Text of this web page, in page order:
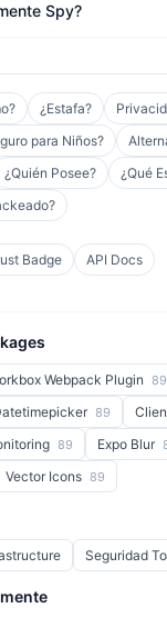
Spy?
¿Estafa?
para Niños?
¿Quién Posee?
¿Qué
Badge API Docs
Webpack Plugin 89
89
89 Expo Blur
Vector Icons 89
Seguridad